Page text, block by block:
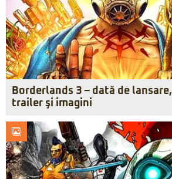
Borderlands 3 – dată de
trailer şi imagini